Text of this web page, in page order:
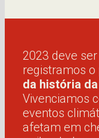
2023 deve
registramos o
da história
Vivenciamos
eventos
afetam em